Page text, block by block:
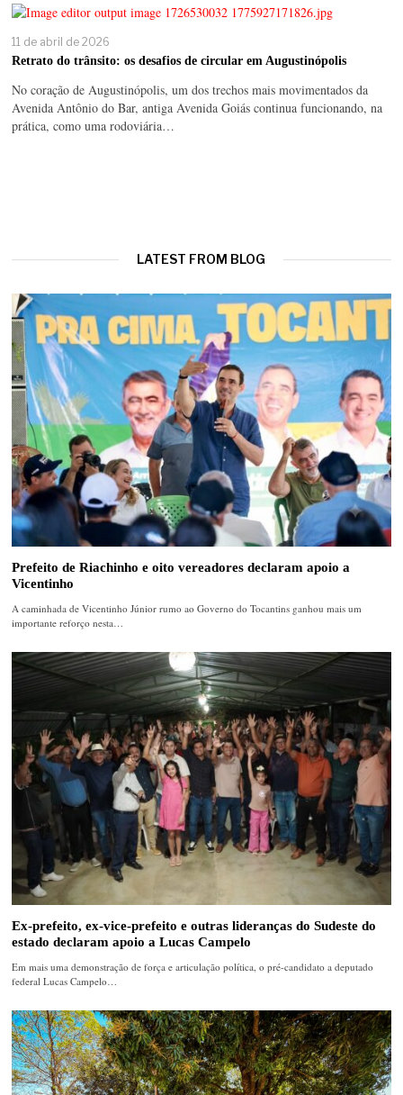
11 de abril de 2026
Retrato do trânsito: os desafios de circular em Augustinópolis
No coração de Augustinópolis, um dos trechos mais movimentados da
Avenida Antônio do Bar, antiga Avenida Goiás continua funcionando, na
prática, como uma rodoviária…
LATEST FROM BLOG
Prefeito de Riachinho e oito vereadores declaram apoio a
Vicentinho
A caminhada de Vicentinho Júnior rumo ao Governo do Tocantins ganhou mais um
importante reforço nesta…
Ex-prefeito, ex-vice-prefeito e outras lideranças do Sudeste do
estado declaram apoio a Lucas Campelo
Em mais uma demonstração de força e articulação política, o pré-candidato a deputado
federal Lucas Campelo…